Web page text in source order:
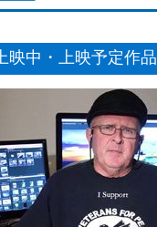
上映中・上映予定作品